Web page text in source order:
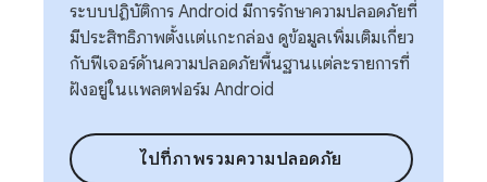
ระบบปฏิบัติการ Android มีการรักษาความปลอดภัยที่
มีประสิทธิภาพตั้งแต่แกะกล่อง ดูข้อมูลเพิ่มเติมเกี่ยว
กับฟีเจอร์ด้านความปลอดภัยพื้นฐานแต่ละรายการที่
ฝังอยู่ในแพลตฟอร์ม Android
ไปที่ภาพรวมความปลอดภัย